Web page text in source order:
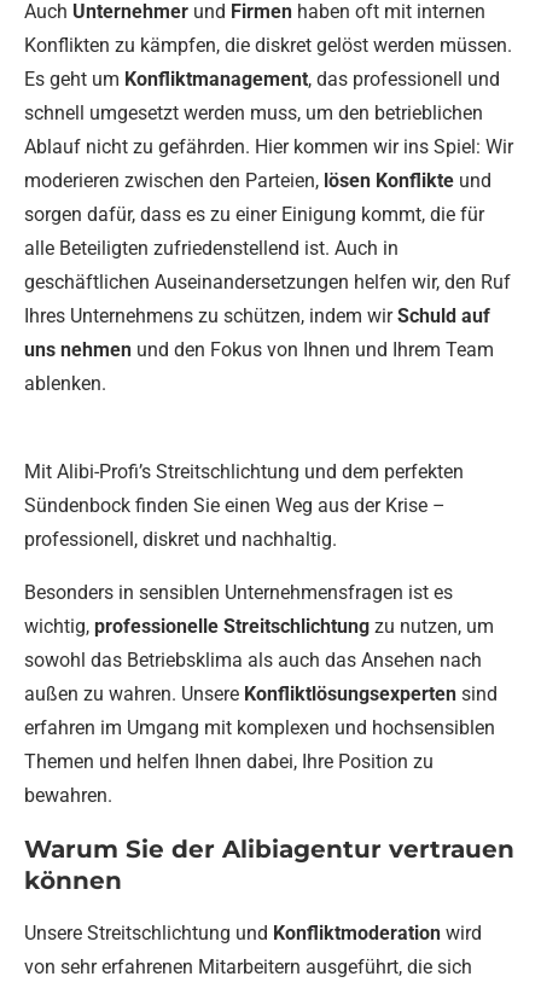
Auch Unternehmer und Firmen haben oft mit internen
Konflikten zu kämpfen, die diskret gelöst werden müssen.
Es geht um Konfliktmanagement, das professionell und
schnell umgesetzt werden muss, um den betrieblichen
Ablauf nicht zu gefährden. Hier kommen wir ins Spiel: Wir
moderieren zwischen den Parteien, lösen Konflikte und
sorgen dafür, dass es zu einer Einigung kommt, die für
alle Beteiligten zufriedenstellend ist. Auch in
geschäftlichen Auseinandersetzungen helfen wir, den Ruf
Ihres Unternehmens zu schützen, indem wirSchuld auf
uns nehmen und den Fokus von Ihnen und Ihrem Team
ablenken.
Mit Alibi-Profi’s Streitschlichtung und dem perfekten
Sündenbock finden Sie einen Weg aus der Krise –
professionell, diskret und nachhaltig.
Besonders in sensiblen Unternehmensfragen ist es
wichtig, professionelle Streitschlichtung zu nutzen, um
sowohl das Betriebsklima als auch das Ansehen nach
außen zu wahren. Unsere Konfliktlösungsexperten sind
erfahren im Umgang mit komplexen und hochsensiblen
Themen und helfen Ihnen dabei, Ihre Position zu
bewahren.
Warum Sie der Alibiagentur vertrauen
können
Unsere Streitschlichtung und Konfliktmoderation wird
von sehr erfahrenen Mitarbeitern ausgeführt, die sich